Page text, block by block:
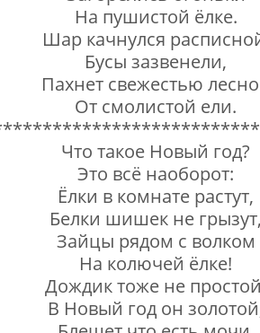
На пушистой ёлке.
Шар качнулся
Бусы зазвенели,
Пахнет свежестью
От смолистой ели.
Что такое Новый год?
Это всё наоборот:
Ёлки в комнате растут,
Белки шишек не
Зайцы рядом с волком
На колючей ёлке!
Дождик тоже не
В Новый год он